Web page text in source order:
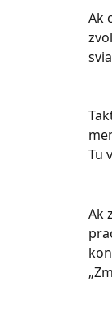
Ak
Tu
Ak